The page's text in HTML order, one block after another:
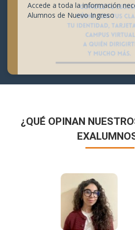
Accede a toda la información
Alumnos de Nuevo Ingreso
¿QUÉ OPINAN